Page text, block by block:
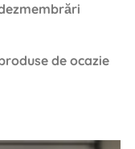
de ocazie